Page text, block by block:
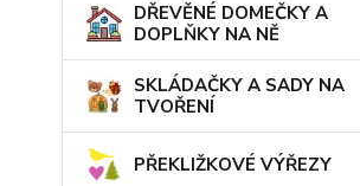
DŘEVĚNÉ DOMEČKY A
DOPLŇKY NA NĚ
SKLÁDAČKY A SADY NA
TVOŘENÍ
PŘEKLIŽKOVÉ VÝŘEZY